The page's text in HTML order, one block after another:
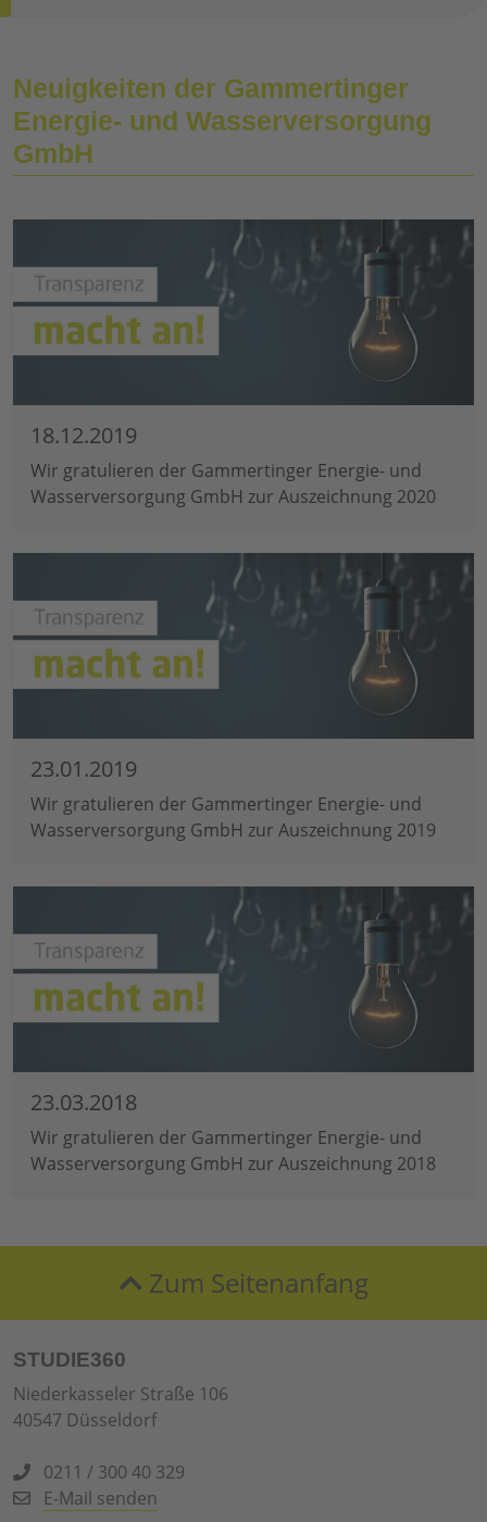
Neuigkeiten der Gammertinger
Energie- und Wasserversorgung
GmbH
18.12.2019
Wir gratulieren der Gammertinger Energie- und
Wasserversorgung GmbH zur Auszeichnung 2020
23.01.2019
Wir gratulieren der Gammertinger Energie- und
Wasserversorgung GmbH zur Auszeichnung 2019
23.03.2018
Wir gratulieren der Gammertinger Energie- und
Wasserversorgung GmbH zur Auszeichnung 2018
Zum Seitenanfang
STUDIE360
Niederkasseler Straße 106
40547 Düsseldorf
0211 / 300 40 329
E-Mail senden